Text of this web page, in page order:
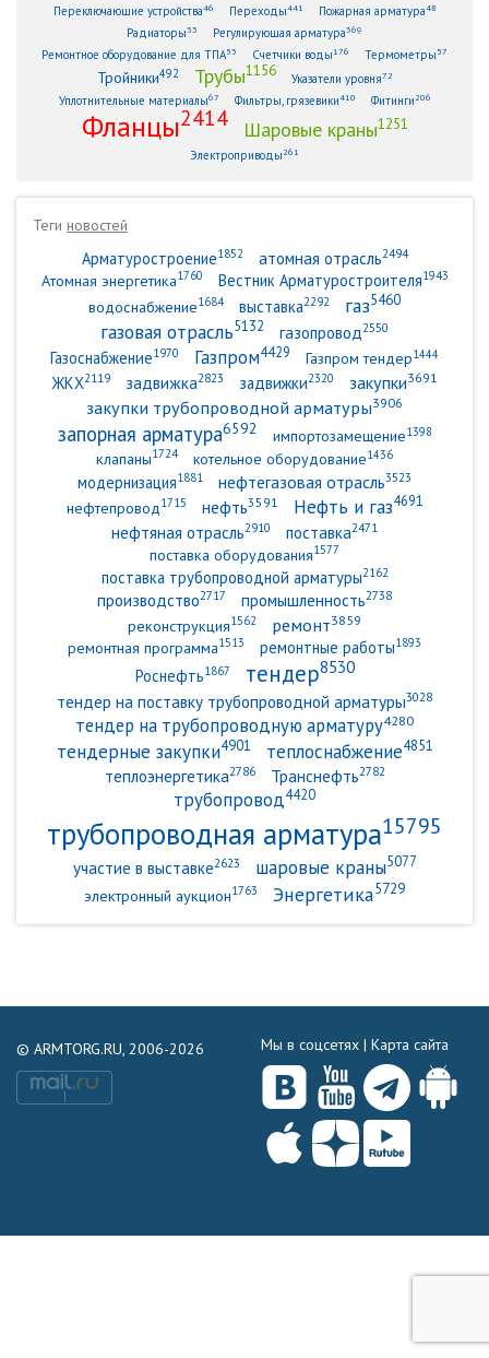
Переключающие устройства46 Переходы441 Пожарная арматура48
Радиаторы33 Регулирующая арматура369
Ремонтное оборудование для ТПА53 Счетчики воды176 Термометры 57
Тройники492 Трубы1156 Указатели уровня72
Уплотнительные материалы67 Фильтры, грязевики410 Фитинги 206
Фланцы2414 Шаровые краны1251
Электроприводы 261
Теги новостей
Арматуростроение1852 атомная отрасль2494
Атомная энергетика1760 Вестник Арматуростроителя1943
водоснабжение1684 выставка2292 газ5460
газовая отрасль5132 газопровод2550
Газоснабжение1970 Газпром4429 Газпром тендер1444
ЖКХ2119 задвижка2823 задвижки2320 закупки3691
закупки трубопроводной арматуры3906
запорная арматура6592 импортозамещение1398
клапаны1724 котельное оборудование1436
модернизация1881 нефтегазовая отрасль3523
нефтепровод 1715 нефть3591 Нефть и газ4691
нефтяная отрасль2910 поставка2471
поставка оборудования1577
поставка трубопроводной арматуры2162
производство2717 промышленность2738
реконструкция1562 ремонт3859
ремонтная программа1513 ремонтные работы1893
Роснефть1867 тендер8530
тендер на поставку трубопроводной арматуры3028
тендер на трубопроводную арматуру4280
тендерные закупки4901 теплоснабжение4851
теплоэнергетика2786 Транснефть2782
трубопровод4420
трубопроводная арматура15795
участие в выставке2623 шаровые краны5077
электронный аукцион1763 Энергетика5729
© ARMTORG.RU, 2006-2026 Мы в соцсетях | Карта сайта